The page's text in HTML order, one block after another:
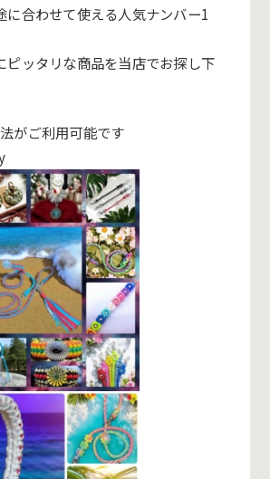
に合わせて使える人気ナンバー1
ピッタリな商品を当店でお探し下
がご利用可能です